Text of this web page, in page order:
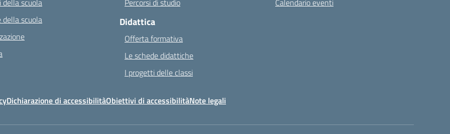
della scuola
della scuola
Percorsi di studio
Didattica
Offerta formativa
Le schede didattiche
I progetti delle classi
Calendario eventi
Dichiarazione di accessibilitàObiettivi di accessibilitàNote legali